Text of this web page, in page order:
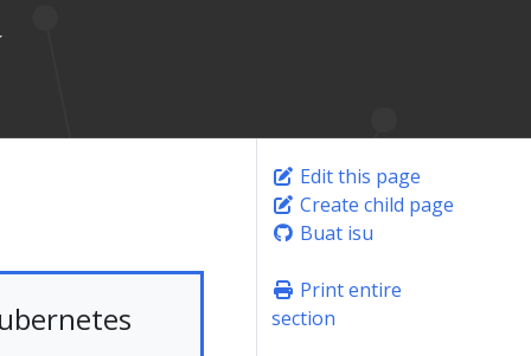
Edit this page
Create child page
Buat isu
Print entire
section